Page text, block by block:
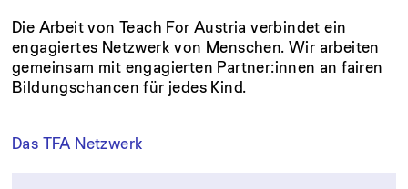
Die Arbeit von Teach For Austria verbindet ein
engagiertes Netzwerk von Menschen. Wir arbeiten
gemeinsam mit engagierten Partner:innen an fairen
Bildungschancen für jedes Kind.
Das TFA Netzwerk